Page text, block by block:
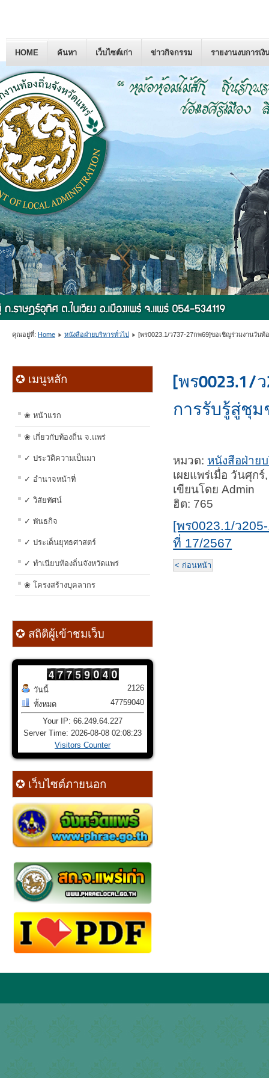
HOME ค้นหา เว็บไซต์เก่า ข่าวกิจกรรม รายงานงบการเงิ
คุณอยู่ที่: Home หนังสือฝ่ายบริหารทั่วไป [พร0023.1/ว737-27กพ69]ขอเชิญร่วมงานวัน
✪ เมนูหลัก
❀ หน้าแรก
❀ เกี่ยวกับท้องถิ่น จ.แพร่
✓ ประวัติความเป็นมา
✓ อำนาจหน้าที่
✓ วิสัยทัศน์
✓ พันธกิจ
✓ ประเด็นยุทธศาสตร์
✓ ทำเนียบท้องถิ่นจังหวัดแพร่
❀ โครงสร้างบุคลากร
✪ สถิติผู้เข้าชมเว็บ
วันนี้
ทั้งหมด
2126
47759040
Your IP: 66.249.64.227
Server Time: 2026-08-08 02:08:23
Visitors Counter
✪ เว็บไซต์ภายนอก
[พร0023.1/
การรับรู้สู่ชุ
หมวด: หนังสือฝ่าย
เผยแพร่เมื่อ วันศุก
เขียนโดย Admin
ฮิต: 765
[พร0023.1/ว
ที่ 17/2567
< ก่อนหน้า